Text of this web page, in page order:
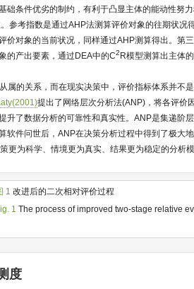
础条件优劣的制约，有利于凸显主体的能动性努力
参考指数是通过AHP法测算评价对象的往期状况
价对象的当前状况，同样通过AHP测算得出。第
的产出要素，通过DEA中的C2 R模型测算出主体
属的关系，而在现实决策中，评价指标体系并不
提出了网络层次分析法(ANP)，将各评价
升了数据分析的可靠性和真实性。ANP是集递阶
件问世后，ANP在决策分析过程中得到了极大
更为科学、情境更为真实、结果更为稳定的分析
1 改进后的二次相对评价过程
1 The process of improved two-stage relative
度